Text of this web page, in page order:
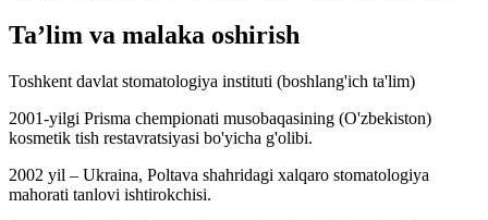
Ta’lim va malaka oshirish
Toshkent davlat stomatologiya instituti (boshlang'ich ta'lim)
2001-yilgi Prisma chempionati musobaqasining (O'zbekiston)
kosmetik tish restavratsiyasi bo'yicha g'olibi.
2002 yil – Ukraina, Poltava shahridagi xalqaro stomatologiya
mahorati tanlovi ishtirokchisi.